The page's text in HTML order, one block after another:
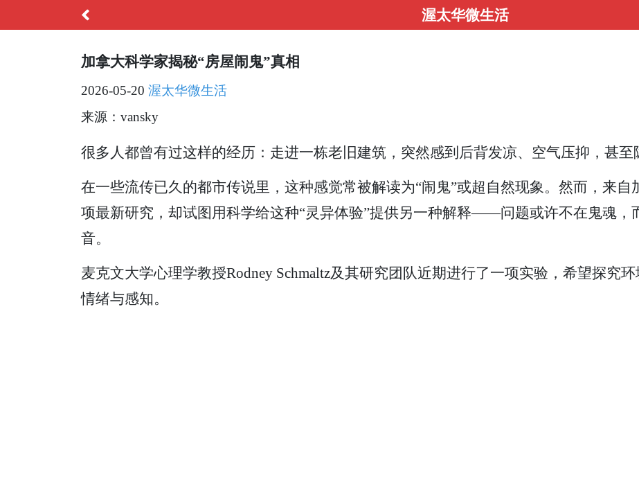
渥太华微生活
加拿大科学家揭秘“房屋闹鬼”真相
2026-05-20 渥太华微生活
来源：vansky
很多人都曾有过这样的经历：走进一栋老旧建筑，突然感到后背发凉、空气压抑，甚至
在一些流传已久的都市传说里，这种感觉常被解读为“闹鬼”或超自然现象。然而，来
项最新研究，却试图用科学给这种“灵异体验”提供另一种解释——问题或许不在鬼魂，
音。
麦克文大学心理学教授Rodney Schmaltz及其研究团队近期进行了一项实验，希望探究
情绪与感知。